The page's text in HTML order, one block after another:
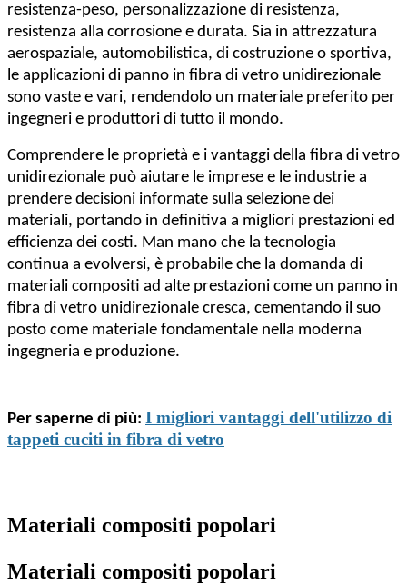
resistenza-peso, personalizzazione di resistenza,
resistenza alla corrosione e durata. Sia in attrezzatura
aerospaziale, automobilistica, di costruzione o sportiva,
le applicazioni di panno in fibra di vetro unidirezionale
sono vaste e vari, rendendolo un materiale preferito per
ingegneri e produttori di tutto il mondo.
Comprendere le proprietà e i vantaggi della fibra di vetro
unidirezionale può aiutare le imprese e le industrie a
prendere decisioni informate sulla selezione dei
materiali, portando in definitiva a migliori prestazioni ed
efficienza dei costi. Man mano che la tecnologia
continua a evolversi, è probabile che la domanda di
materiali compositi ad alte prestazioni come un panno in
fibra di vetro unidirezionale cresca, cementando il suo
posto come materiale fondamentale nella moderna
ingegneria e produzione.
Per saperne di più: I migliori vantaggi dell'utilizzo di
tappeti cuciti in fibra di vetro
Materiali compositi popolari
Materiali compositi popolari